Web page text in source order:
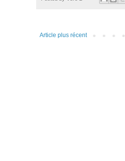
Article plus récent